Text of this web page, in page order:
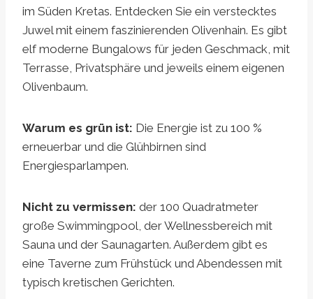
im Süden Kretas. Entdecken Sie ein verstecktes
Juwel mit einem faszinierenden Olivenhain. Es gibt
elf moderne Bungalows für jeden Geschmack, mit
Terrasse, Privatsphäre und jeweils einem eigenen
Olivenbaum.
Warum es grün ist: Die Energie ist zu 100 %
erneuerbar und die Glühbirnen sind
Energiesparlampen.
Nicht zu vermissen: der 100 Quadratmeter
große Swimmingpool, der Wellnessbereich mit
Sauna und der Saunagarten. Außerdem gibt es
eine Taverne zum Frühstück und Abendessen mit
typisch kretischen Gerichten.